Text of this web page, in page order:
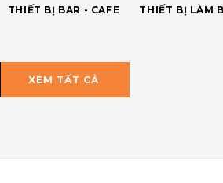
THIẾT BỊ BAR - CAFE THIẾT BỊ LÀM
XEM TẤT CẢ